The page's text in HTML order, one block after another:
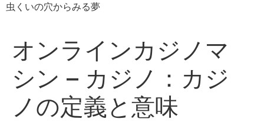
虫くいの穴からみる夢
オンラインカジノマ
シン – カジノ：カジ
ノの定義と意味